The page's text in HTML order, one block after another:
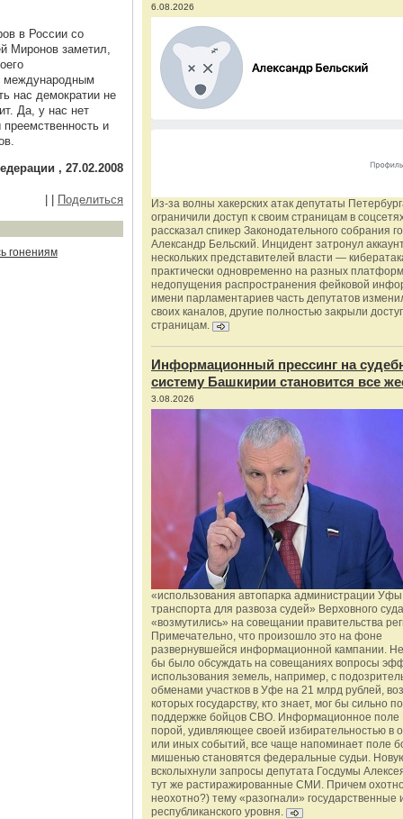
в России со
Миронов заметил,
международным
нас демократии не
Да, у нас нет
и
, 27.02.2008
Поделиться
гонениям
6.08.2026
Из‑за волны хакерских атак депутаты
ограничили доступ к своим страницам в
рассказал спикер Законодательного собрания
Александр Бельский. Инцидент затронул
нескольких представителей власти —
практически одновременно на разных
недопущения распространения фейковой
имени парламентариев часть депутатов
своих каналов, другие полностью закрыли
страницам.
Информационный прессинг на
систему Башкирии становится все
3.08.2026
«использования автопарка администрации Уфы
транспорта для развоза судей» Верховного
«возмутились» на совещании правительства
Примечательно, что произошло это на фоне
развернувшейся информационной кампании.
бы было обсуждать на совещаниях вопросы
использования земель, например, с
обменами участков в Уфе на 21 млрд рублей,
которых государству, кто знает, мог бы сильно
поддержке бойцов СВО. Информационное поле
порой, удивляющее своей избирательностью в
или иных событий, все чаще напоминает поле
мишенью становятся федеральные судьи.
всколыхнули запросы депутата Госдумы
тут же растиражированные СМИ. Причем
неохотно?) тему «разогнали» государственные
республиканского уровня.